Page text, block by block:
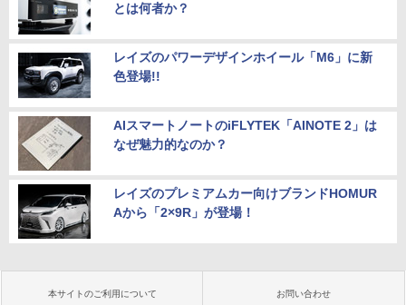
とは何者か？
レイズのパワーデザインホイール「M6」に新
色登場!!
AIスマートノートのiFLYTEK「AINOTE 2」は
なぜ魅力的なのか？
レイズのプレミアムカー向けブランドHOMUR
Aから「2×9R」が登場！
本サイトのご利用について お問い合わせ